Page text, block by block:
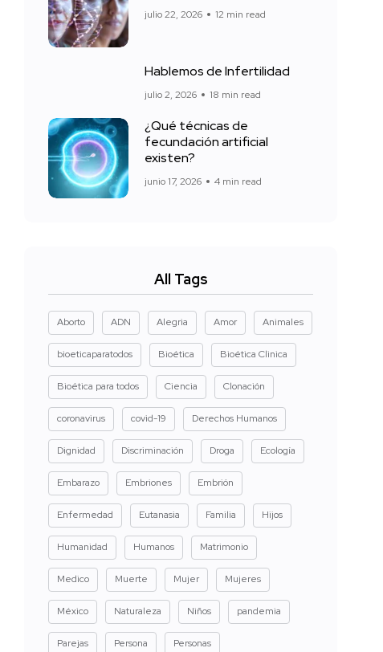
julio 22, 2026 12 min read
Hablemos de Infertilidad
julio 2, 2026 18 min read
¿Qué técnicas de
fecundación artificial
existen?
junio 17, 2026 4 min read
All Tags
Aborto ADN Alegria Amor Animales
bioeticaparatodos Bioética Bioética Clinica
Bioética para todos Ciencia Clonación
coronavirus covid-19 Derechos Humanos
Dignidad Discriminación Droga Ecología
Embarazo Embriones Embrión
Enfermedad Eutanasia Familia Hijos
Humanidad Humanos Matrimonio
Medico Muerte Mujer Mujeres
México Naturaleza Niños pandemia
Parejas Persona Personas